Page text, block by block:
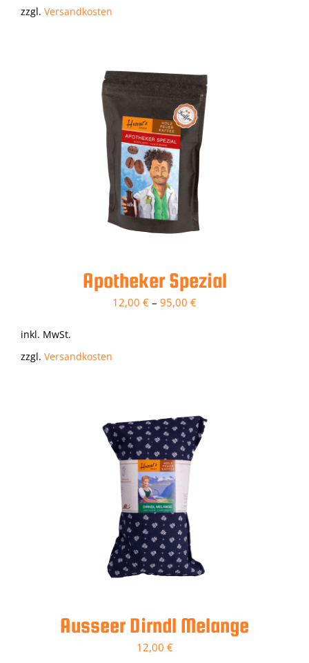
zzgl. Versandkosten
Apotheker Spezial
12,00 € – 95,00 €
inkl. MwSt.
zzgl. Versandkosten
Ausseer Dirndl Melange
12,00 €